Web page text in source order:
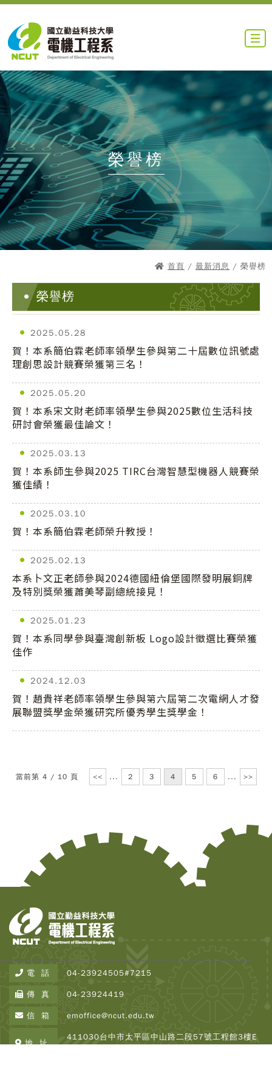
榮譽榜
首頁 / 最新消息 / 榮譽榜
榮譽榜
2025.05.28
賀！本系簡伯霖老師率領學生參與第二十屆數位訊號處
理創思設計競賽榮獲第三名！
2025.05.20
賀！本系宋文財老師率領學生參與2025數位生活科技
研討會榮獲最佳論文！
2025.03.13
賀！本系師生參與2025 TIRC台灣智慧型機器人競賽榮
獲佳績！
2025.03.10
賀！本系簡伯霖老師榮升教授！
2025.02.13
本系卜文正老師參與2024德國紐倫堡國際發明展銅牌
及特別獎榮獲蕭美琴副總統接見！
2025.01.23
賀！本系同學參與臺灣創新板 Logo設計徵選比賽榮獲
佳作
2024.12.03
賀！趙貴祥老師率領學生參與第六屆第二次電網人才發
展聯盟獎學金榮獲研究所優秀學生獎學金！
當前第 4 / 10 頁 << ... 2 3 4 5 6 ... >>
電 話 04-23924505#7215
傳 真 04-23924419
信 箱 emoffice@ncut.edu.tw
地 址
411030台中市太平區中山路二段57號工程館3樓E